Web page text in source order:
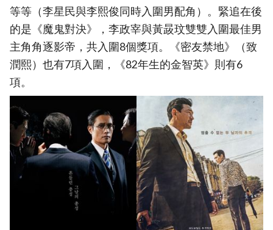
等等（李星民與李熙俊同時入圍男配角）。緊追在後
的是《魔鬼對決》，李政宰與黃晸玟雙雙入圍最佳男
主角角逐影帝，共入圍8個獎項。《密友禁地》（致
潤熙）也有7項入圍，《82年生的金智英》則有6
項。